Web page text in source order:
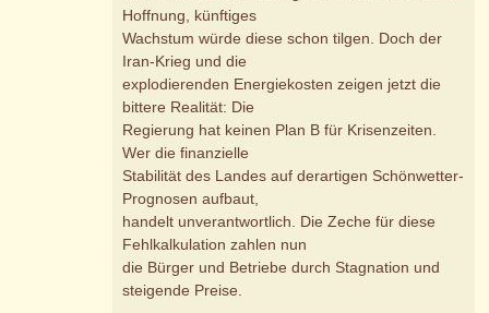
Hoffnung, künftiges
Wachstum würde diese schon tilgen. Doch der
Iran-Krieg und die
explodierenden Energiekosten zeigen jetzt die
bittere Realität: Die
Regierung hat keinen Plan B für Krisenzeiten.
Wer die finanzielle
Stabilität des Landes auf derartigen Schönwetter-
Prognosen aufbaut,
handelt unverantwortlich. Die Zeche für diese
Fehlkalkulation zahlen nun
die Bürger und Betriebe durch Stagnation und
steigende Preise.